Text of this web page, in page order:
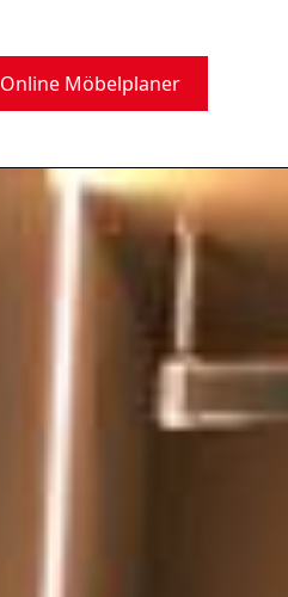
Online Möbelplaner